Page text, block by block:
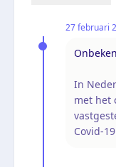
27 februari
In
met het
Covid-